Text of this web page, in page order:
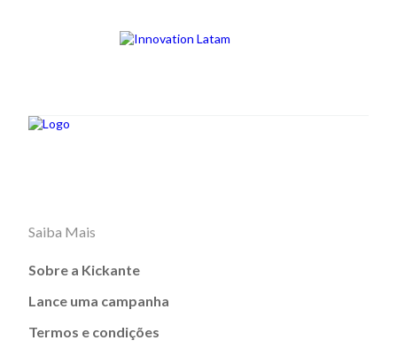
Saiba Mais
Sobre a Kickante
Lance uma campanha
Termos e condições